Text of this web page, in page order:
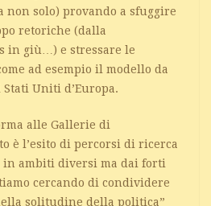
non solo) provando a sfuggire
retoriche (dalla
in giù…) e stressare le
ad esempio il modello da
Uniti d’Europa.
alle Gallerie di
è l’esito di percorsi di ricerca
ambiti diversi ma dai forti
cercando di condividere
solitudine della politica”